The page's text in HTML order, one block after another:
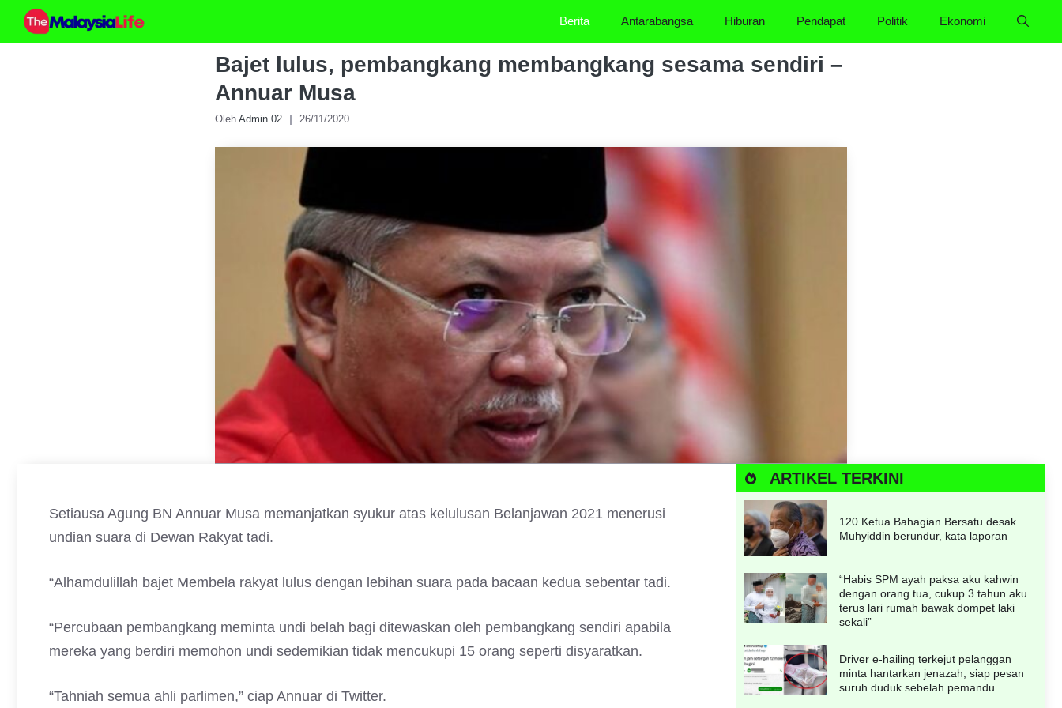
Skip
Berita Antarabangsa Hiburan Pendapat Politik Ekonomi
Bajet lulus, pembangkang membangkang sesama sendiri –
Annuar Musa
Oleh Admin 02 26/11/2020
Setiausa Agung BN Annuar Musa memanjatkan syukur atas kelulusan Belanjawan 2021 menerusi
undian suara di Dewan Rakyat tadi.
“Alhamdulillah bajet Membela rakyat lulus dengan lebihan suara pada bacaan kedua sebentar tadi.
“Percubaan pembangkang meminta undi belah bagi ditewaskan oleh pembangkang sendiri apabila
mereka yang berdiri memohon undi sedemikian tidak mencukupi 15 orang seperti disyaratkan.
“Tahniah semua ahli parlimen,” ciap Annuar di Twitter.
ARTIKEL TERKINI
120 Ketua Bahagian Bersatu desak
Muhyiddin berundur, kata laporan
“Habis SPM ayah paksa aku kahwin
dengan orang tua, cukup 3 tahun aku
terus lari rumah bawak dompet laki
sekali”
Driver e-hailing terkejut pelanggan
minta hantarkan jenazah, siap pesan
suruh duduk sebelah pemandu